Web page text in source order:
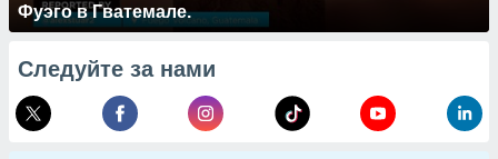
Фуэго в Гватемале.
Следуйте за нами